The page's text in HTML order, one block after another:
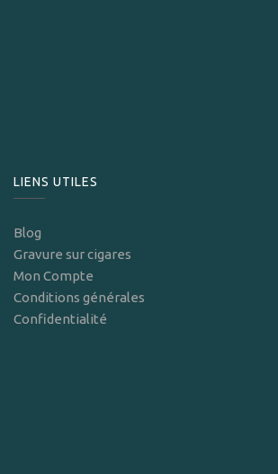
LIENS UTILES
Blog
Gravure sur cigares
Mon Compte
Conditions générales
Confidentialité